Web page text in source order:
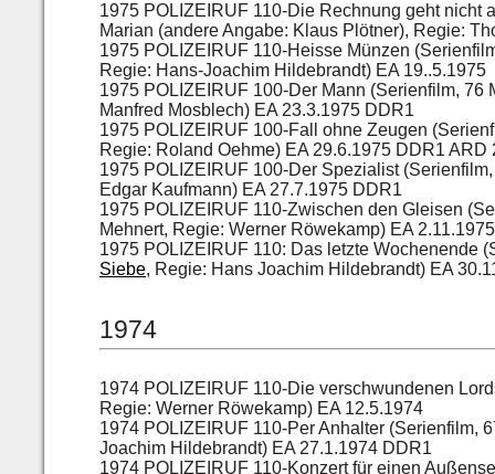
1975 POLIZEIRUF 110-Die Rechnung geht nicht
Marian (andere Angabe: Klaus Plötner), Regie:
1975 POLIZEIRUF 110-Heisse Münzen
Regie: Hans-Joachim Hildebrandt) EA 19..5.1975
1975 POLIZEIRUF 100-Der Mann (Serienfilm,
Manfred Mosblech) EA 23.3.1975 DDR1
1975 POLIZEIRUF 100-Fall ohne Zeugen
Regie: Roland Oehme) EA 29.6.1975 DDR1 ARD
1975 POLIZEIRUF 100-Der Spezialist
Edgar Kaufmann) EA 27.7.1975 DDR1
1975 POLIZEIRUF 110-Zwischen den Gleisen
Mehnert, Regie: Werner Röwekamp) EA
1975 POLIZEIRUF 110: Das letzte Wochenende
Siebe, Regie: Hans Joachim Hildebrandt) EA
1974
1974 POLIZEIRUF 110-Die verschwundenen
Regie: Werner Röwekamp) EA 12.5.1974
1974 POLIZEIRUF 110-Per Anhalter (Serienfilm,
Joachim Hildebrandt) EA 27.1.1974 DDR1
1974 POLIZEIRUF 110-Konzert für einen